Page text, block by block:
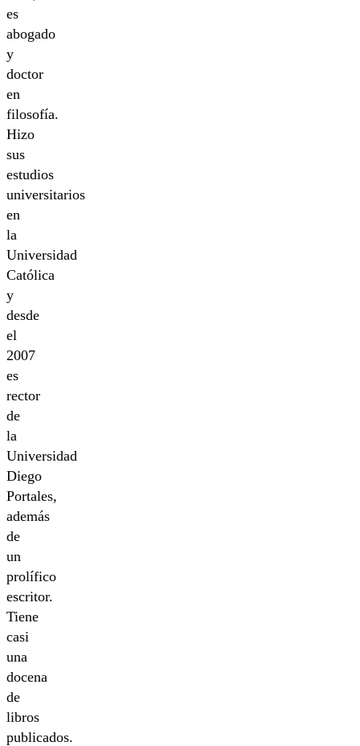
es
abogado
y
doctor
en
filosofía.
Hizo
sus
estudios
universitarios
en
la
Universidad
Católica
y
desde
el
2007
es
rector
de
la
Universidad
Diego
Portales,
además
de
un
prolífico
escritor.
Tiene
casi
una
docena
de
libros
publicados.